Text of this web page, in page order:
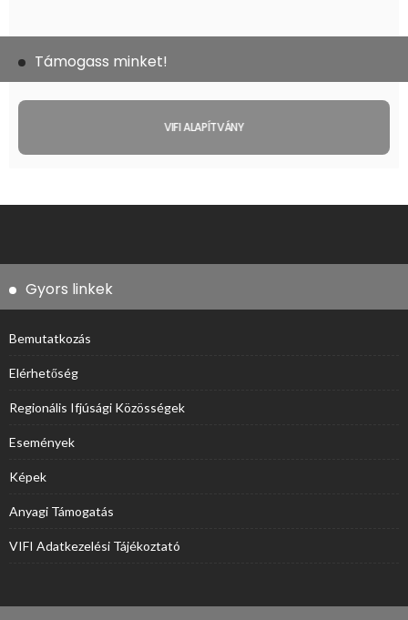
Támogass minket!
VIFI ALAPÍTVÁNY
Gyors linkek
Bemutatkozás
Elérhetőség
Regionális Ifjúsági Közösségek
Események
Képek
Anyagi Támogatás
VIFI Adatkezelési Tájékoztató